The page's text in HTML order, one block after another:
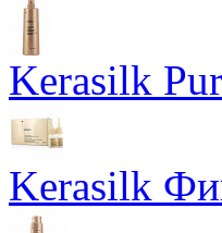
Kerasilk
Kerasilk